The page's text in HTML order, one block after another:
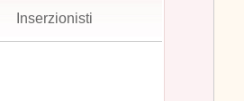
Inserzionisti